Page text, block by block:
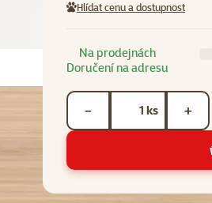
Hlídat cenu a dostupnost
Na prodejnách
Doručení na adresu
ks
− +